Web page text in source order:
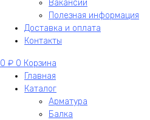
Вакансии
Полезная информация
Доставка и оплата
Контакты
0 ₽ 0 Корзина
Главная
Каталог
Арматура
Балка